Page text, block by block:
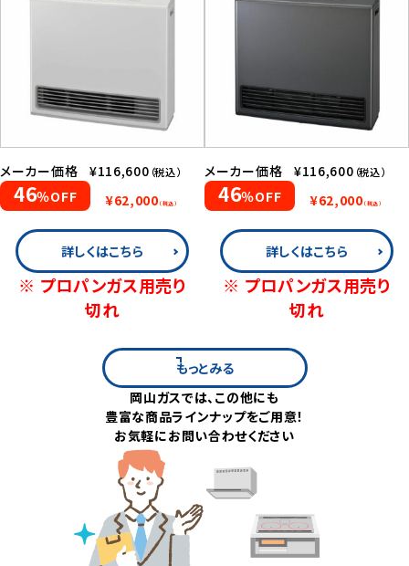
メーカー価格 ¥116,600 （税込）
46％OFF ¥62,000 （税込）
詳しくはこちら
※ プロパンガス用売り
切れ
メーカー価格 ¥116,600 （税込）
46％OFF ¥62,000 （税込）
詳しくはこちら
※ プロパンガス用売り
切れ
もっとみる
岡山ガスでは、この他にも
豊富な商品ラインナップをご用意！
お気軽にお問い合わせください